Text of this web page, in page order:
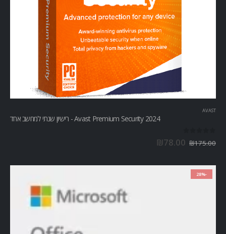
AVAST
Avast Premium Security 2024 - רישיון שנתי למחשב אחד
₪175.00
₪78.00
-28%